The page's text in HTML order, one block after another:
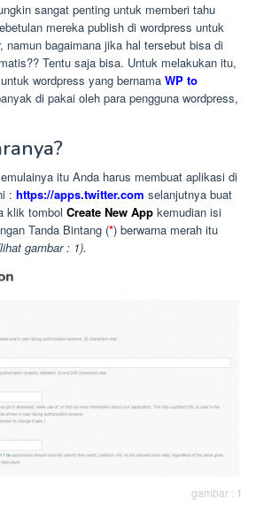
sangat penting untuk memberi tahu
mereka publish di wordpress untuk
namun bagaimana jika hal tersebut bisa di
Tentu saja bisa. Untuk melakukan itu,
wordpress yang bernama WP to
di pakai oleh para pengguna wordpress,
itu Anda harus membuat aplikasi di
: https://apps.twitter.com selanjutnya buat
klik tombol Create New App kemudian isi
Tanda Bintang (*) berwarna merah itu
gambar : 1).
gambar : 1